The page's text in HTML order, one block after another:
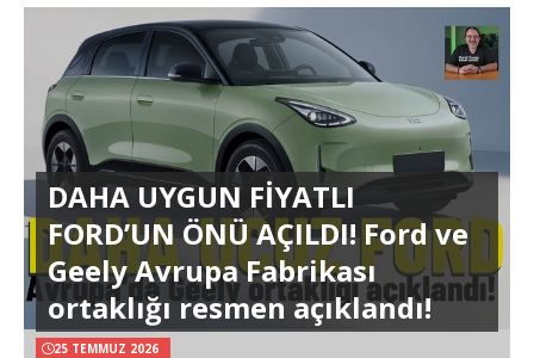
DAHA UYGUN FİYATLI
FORD’UN ÖNÜ AÇILDI! Ford ve
Geely Avrupa Fabrikası
ortaklığı resmen açıklandı!
25 TEMMUZ 2026